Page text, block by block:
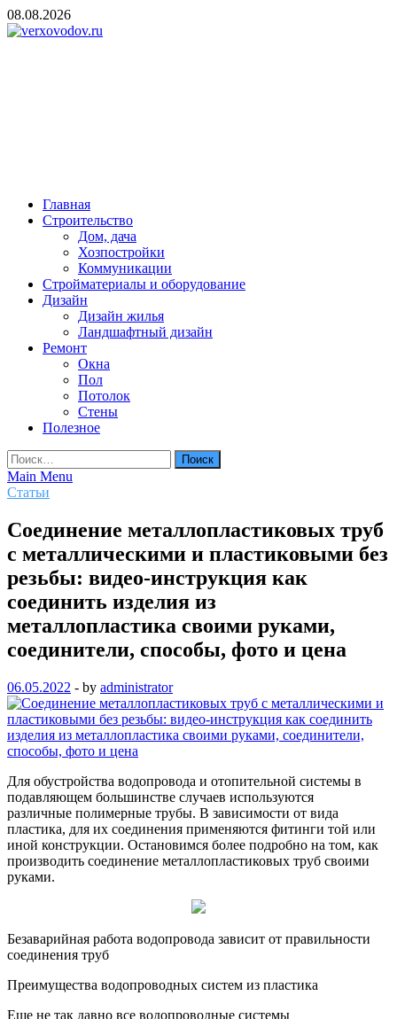
Skip
to
08.08.2026
Главная
Строительство
Дом, дача
Хозпостройки
Коммуникации
Стройматериалы и оборудование
Дизайн
Дизайн жилья
Ландшафтный дизайн
Ремонт
Окна
Пол
Потолок
Стены
Полезное
Найти:
Main Menu
Статьи
Соединение металлопластиковых труб
с металлическими и пластиковыми без
резьбы: видео-инструкция как
соединить изделия из
металлопластика своими руками,
соединители, способы, фото и цена
06.05.2022 - by administrator
Для обустройства водопровода и отопительной системы в
подавляющем большинстве случаев используются
различные полимерные трубы. В зависимости от вида
пластика, для их соединения применяются фитинги той или
иной конструкции. Остановимся более подробно на том, как
производить соединение металлопластиковых труб своими
руками.
Безаварийная работа водопровода зависит от правильности
соединения труб
Преимущества водопроводных систем из пластика
Еще не так давно все водопроводные системы